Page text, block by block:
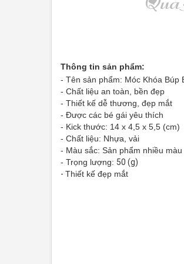
Thông tin sản phẩm:
- Tên sản phẩm: Móc Khóa Búp
- Chất liệu an toàn, bền đẹp
- Thiết kế dễ thương, đẹp mắt
- Được các bé gái yêu thích
- Kick thước: 14 x 4,5 x 5,5 (cm)
- Chất liệu: Nhựa, vải
- Màu sắc: Sản phẩm nhiều màu
- Trọng lượng: 50 (g)
- Thiết kế đẹp mắt